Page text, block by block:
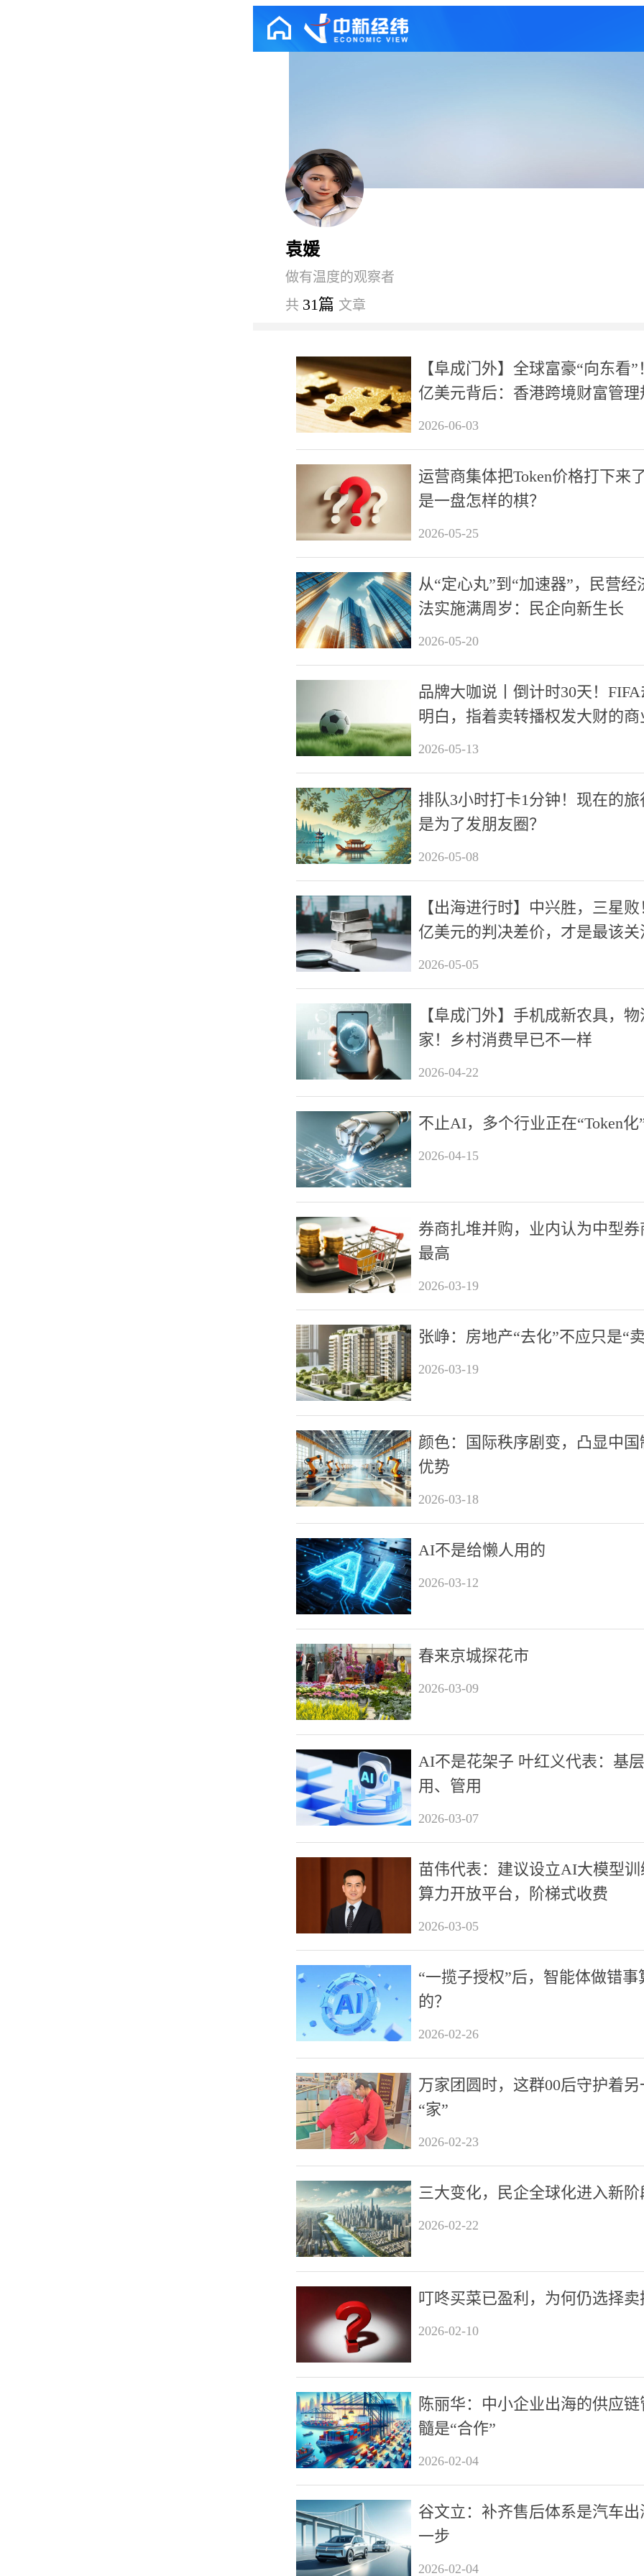
袁媛
做有温度的观察者
共 31篇 文章
【阜成门外】全球富豪“向东看”
亿美元背后：香港跨境财富管理
何能超越瑞士？
2026-06-03
运营商集体把Token价格打下来
是一盘怎样的棋？
2026-05-25
从“定心丸”到“加速器”，民营经
法实施满周岁：民企向新生长
2026-05-20
品牌大咖说丨倒计时30天！
明白，指着卖转播权发大财的商
辑，已经落伍了
2026-05-13
排队3小时打卡1分钟！现在的旅
是为了发朋友圈？
2026-05-08
【出海进行时】中兴胜，三星
亿美元的判决差价，才是最该关
2026-05-05
【阜成门外】手机成新农具，
家！乡村消费早已不一样
2026-04-22
不止AI，多个行业正在“Token化
2026-04-15
券商扎堆并购，业内认为中型券
最高
2026-03-19
张峥：房地产“去化”不应只是“
2026-03-19
颜色：国际秩序剧变，凸显中国
优势
2026-03-18
AI不是给懒人用的
2026-03-12
春来京城探花市
2026-03-09
AI不是花架子 叶红义代表：基
用、管用
2026-03-07
苗伟代表：建议设立AI大模型训
算力开放平台，阶梯式收费
2026-03-05
“一揽子授权”后，智能体做错事
的？
2026-02-26
万家团圆时，这群00后守护着另
“家”
2026-02-23
三大变化，民企全球化进入新阶
2026-02-22
叮咚买菜已盈利，为何仍选择卖
2026-02-10
陈丽华：中小企业出海的供应链
髓是“合作”
2026-02-04
谷文立：补齐售后体系是汽车出
一步
2026-02-04